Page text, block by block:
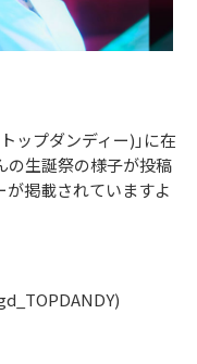
ップダンディー)｣に在
の生誕祭の様子が投稿
掲載されていますよ